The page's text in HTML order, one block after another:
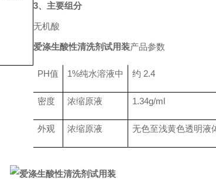
3、主要组分
无机酸
爱涤生酸性清洗剂试用装产品参数
PH值 1%纯水溶液中 约 2.4
密度 浓缩原液 1.34g/ml
外观 浓缩原液 无色至浅黄色透明液